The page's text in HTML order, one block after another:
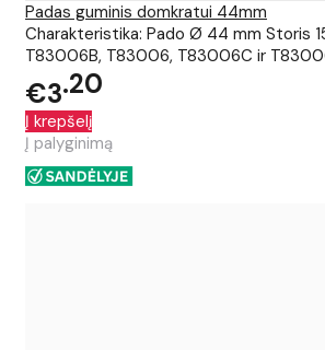
Padas guminis domkratui 44mm
Charakteristika: Pado Ø 44 mm Storis
T83006B, T83006, T83006C ir
€3 20
Į krepšelį
Į palyginimą